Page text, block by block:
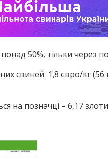
50%, тільки через
свиней 1,8 євро/кг
на позначці – 6,17